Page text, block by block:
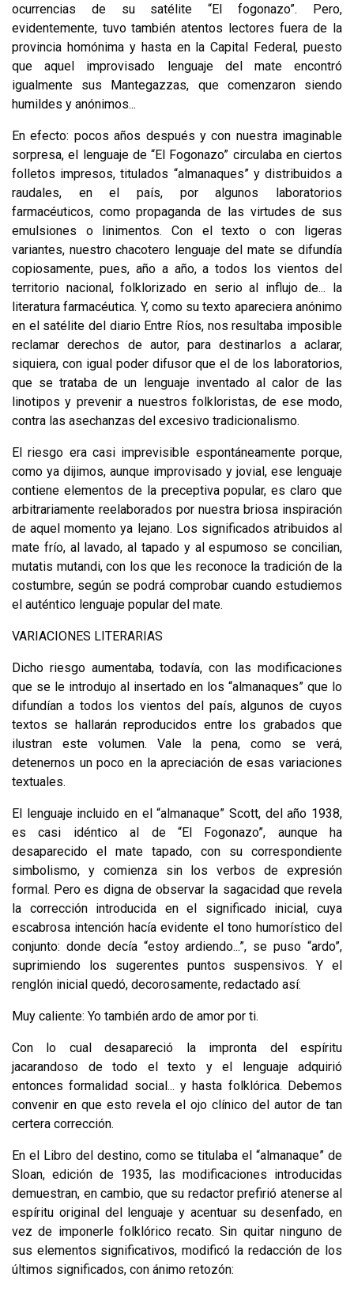
ocurrencias de su satélite “El fogonazo”. Pero,
evidentemente, tuvo también atentos lectores fuera de la
provincia homónima y hasta en la Capital Federal, puesto
que aquel improvisado lenguaje del mate encontró
igualmente sus Mantegazzas, que comenzaron siendo
humil­des y anónimos...
En efecto: pocos años después y con nuestra imaginable
sorpresa, el lenguaje de “El Fogonazo” circulaba en ciertos
folletos impresos, titulados “almanaques” y distribuidos a
raudales, en el país, por algunos laboratorios
farmacéuticos, como propaganda de las virtudes de sus
emulsiones o linimentos. Con el texto o con ligeras
variantes, nuestro chacotero lenguaje del mate se difundía
copiosamen­te, pues, año a año, a todos los vientos del
territorio nacional, folklorizado en serio al influjo de... la
literatura farmacéutica. Y, como su texto apareciera anó­nimo
en el satélite del diario Entre Ríos, nos resultaba imposible
reclamar dere­chos de autor, para destinarlos a aclarar,
siquiera, con igual poder difusor que el de los laboratorios,
que se trataba de un lenguaje inventado al calor de las
linotipos y prevenir a nuestros folkloristas, de ese modo,
contra las asechanzas del excesivo tradicionalismo.
El riesgo era casi imprevisible espontáneamente porque,
como ya dijimos, aunque improvisado y jovial, ese lenguaje
contiene elementos de la preceptiva popular, es claro que
arbitrariamente reelaborados por nuestra briosa inspira­ción
de aquel momento ya lejano. Los significados atribuidos al
mate frío, al lavado, al tapado y al espumoso se concilian,
mutatis mutandi, con los que les reconoce la tradición de la
costumbre, según se podrá comprobar cuando estu­diemos
el auténtico lenguaje popular del mate.
VARIACIONES LITERARIAS
Dicho riesgo aumentaba, todavía, con las modificaciones
que se le introdujo al insertado en los “almanaques” que lo
difundían a todos los vientos del país, algunos de cuyos
textos se hallarán reproducidos entre los grabados que
ilus­tran este volumen. Vale la pena, como se verá,
detenernos un poco en la aprecia­ción de esas variaciones
textuales.
El lenguaje incluido en el “almanaque” Scott, del año 1938,
es casi idéntico al de “El Fogonazo”, aunque ha
desaparecido el mate tapado, con su correspon­diente
simbolismo, y comienza sin los verbos de expresión
formal. Pero es digna de observar la sagacidad que revela
la corrección introducida en el significado inicial, cuya
escabrosa intención hacía evidente el tono humorístico del
con­junto: donde decía “estoy ardiendo...”, se puso “ardo”,
suprimiendo los sugerentes puntos suspensivos. Y el
renglón inicial quedó, decorosamente, redac­tado así:
Muy caliente: Yo también ardo de amor por ti.
Con lo cual desapareció la impronta del espíritu
jacarandoso de todo el texto y el lenguaje adquirió
entonces formalidad social... y hasta folklórica. Debemos
convenir en que esto revela el ojo clínico del autor de tan
certera corrección.
En el Libro del destino, como se titulaba el “almanaque” de
Sloan, edición de 1935, las modificaciones introducidas
demuestran, en cambio, que su redac­tor prefirió atenerse al
espíritu original del lenguaje y acentuar su desenfado, en
vez de imponerle folklórico recato. Sin quitar ninguno de
sus elementos significativos, modificó la redacción de los
últimos significados, con ánimo retozón: